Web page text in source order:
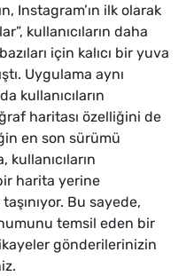
Instagram’ın ilk olarak
kullanıcıların daha
için kalıcı bir yuva
Uygulama aynı
kullanıcıların
haritası özelliğini de
en son sürümü
harita yerine
Bu sayede,
temsil eden bir
gönderilerinizin